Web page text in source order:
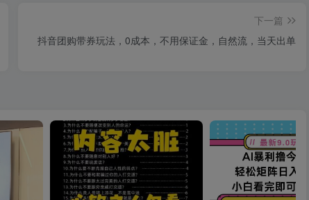
下一篇
抖音‮购团‬带券玩法，0成本，‮用不‬保证金，‮然自‬流，当天出单